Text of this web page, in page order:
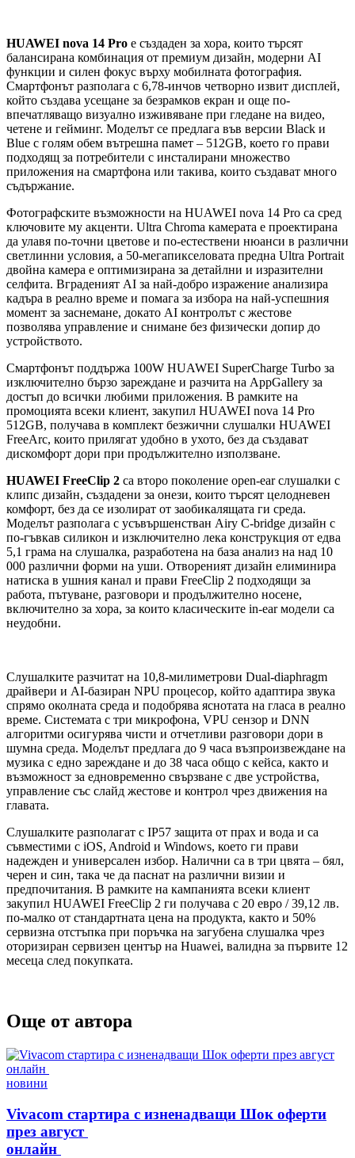
HUAWEI nova 14 Pro е създаден за хора, които търсят
балансирана комбинация от премиум дизайн, модерни AI
функции и силен фокус върху мобилната фотография.
Смартфонът разполага с 6,78-инчов четворно извит дисплей,
който създава усещане за безрамков екран и още по-
впечатляващо визуално изживяване при гледане на видео,
четене и гейминг. Моделът се предлага във версии Black и
Blue с голям обем вътрешна памет – 512GB, което го прави
подходящ за потребители с инсталирани множество
приложения на смартфона или такива, които създават много
съдържание.
Фотографските възможности на HUAWEI nova 14 Pro са сред
ключовите му акценти. Ultra Chroma камерата е проектирана
да улавя по-точни цветове и по-естествени нюанси в различни
светлинни условия, а 50-мегапикселовата предна Ultra Portrait
двойна камера е оптимизирана за детайлни и изразителни
селфита. Вграденият AI за най-добро изражение анализира
кадъра в реално време и помага за избора на най-успешния
момент за заснемане, докато AI контролът с жестове
позволява управление и снимане без физически допир до
устройството.
Смартфонът поддържа 100W HUAWEI SuperCharge Turbo за
изключително бързо зареждане и разчита на AppGallery за
достъп до всички любими приложения. В рамките на
промоцията всеки клиент, закупил HUAWEI nova 14 Pro
512GB, получава в комплект безжични слушалки HUAWEI
FreeArc, които прилягат удобно в ухото, без да създават
дискомфорт дори при продължително използване.
HUAWEI FreeClip 2 са второ поколение open-ear слушалки с
клипс дизайн, създадени за онези, които търсят целодневен
комфорт, без да се изолират от заобикалящата ги среда.
Моделът разполага с усъвършенстван Airy C-bridge дизайн с
по-гъвкав силикон и изключително лека конструкция от едва
5,1 грама на слушалка, разработена на база анализ на над 10
000 различни форми на уши. Отвореният дизайн елиминира
натиска в ушния канал и прави FreeClip 2 подходящи за
работа, пътуване, разговори и продължително носене,
включително за хора, за които класическите in-ear модели са
неудобни.
Слушалките разчитат на 10,8-милиметрови Dual-diaphragm
драйвери и AI-базиран NPU процесор, който адаптира звука
спрямо околната среда и подобрява яснотата на гласа в реално
време. Системата с три микрофона, VPU сензор и DNN
алгоритми осигурява чисти и отчетливи разговори дори в
шумна среда. Моделът предлага до 9 часа възпроизвеждане на
музика с едно зареждане и до 38 часа общо с кейса, както и
възможност за едновременно свързване с две устройства,
управление със слайд жестове и контрол чрез движения на
главата.
Слушалките разполагат с IP57 защита от прах и вода и са
съвместими с iOS, Android и Windows, което ги прави
надежден и универсален избор. Налични са в три цвята – бял,
черен и син, така че да паснат на различни визии и
предпочитания. В рамките на кампанията всеки клиент
закупил HUAWEI FreeClip 2 ги получава с 20 евро / 39,12 лв.
по-малко от стандартната цена на продукта, както и 50%
сервизна отстъпка при поръчка на загубена слушалка чрез
оторизиран сервизен център на Huawei, валидна за първите 12
месеца след покупката.
Още от автора
Posted
новини
Vivacom стартира с изненадващи Шок оферти
през август
онлайн